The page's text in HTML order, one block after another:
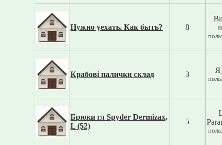
Нужно уехать. Как быть? 8
Крабові палички склад 3
Брюки гл Spyder Dermizax,
L (52)
5